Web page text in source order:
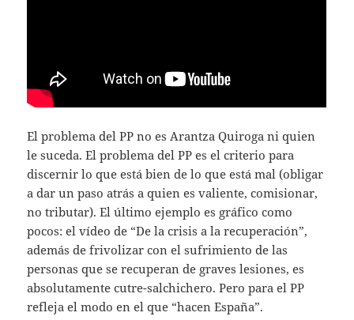
El problema del PP no es Arantza Quiroga ni quien
le suceda. El problema del PP es el criterio para
discernir lo que está bien de lo que está mal (obligar
a dar un paso atrás a quien es valiente, comisionar,
no tributar). El último ejemplo es gráfico como
pocos: el vídeo de “De la crisis a la recuperación”,
además de frivolizar con el sufrimiento de las
personas que se recuperan de graves lesiones, es
absolutamente cutre-salchichero. Pero para el PP
refleja el modo en el que “hacen España”.